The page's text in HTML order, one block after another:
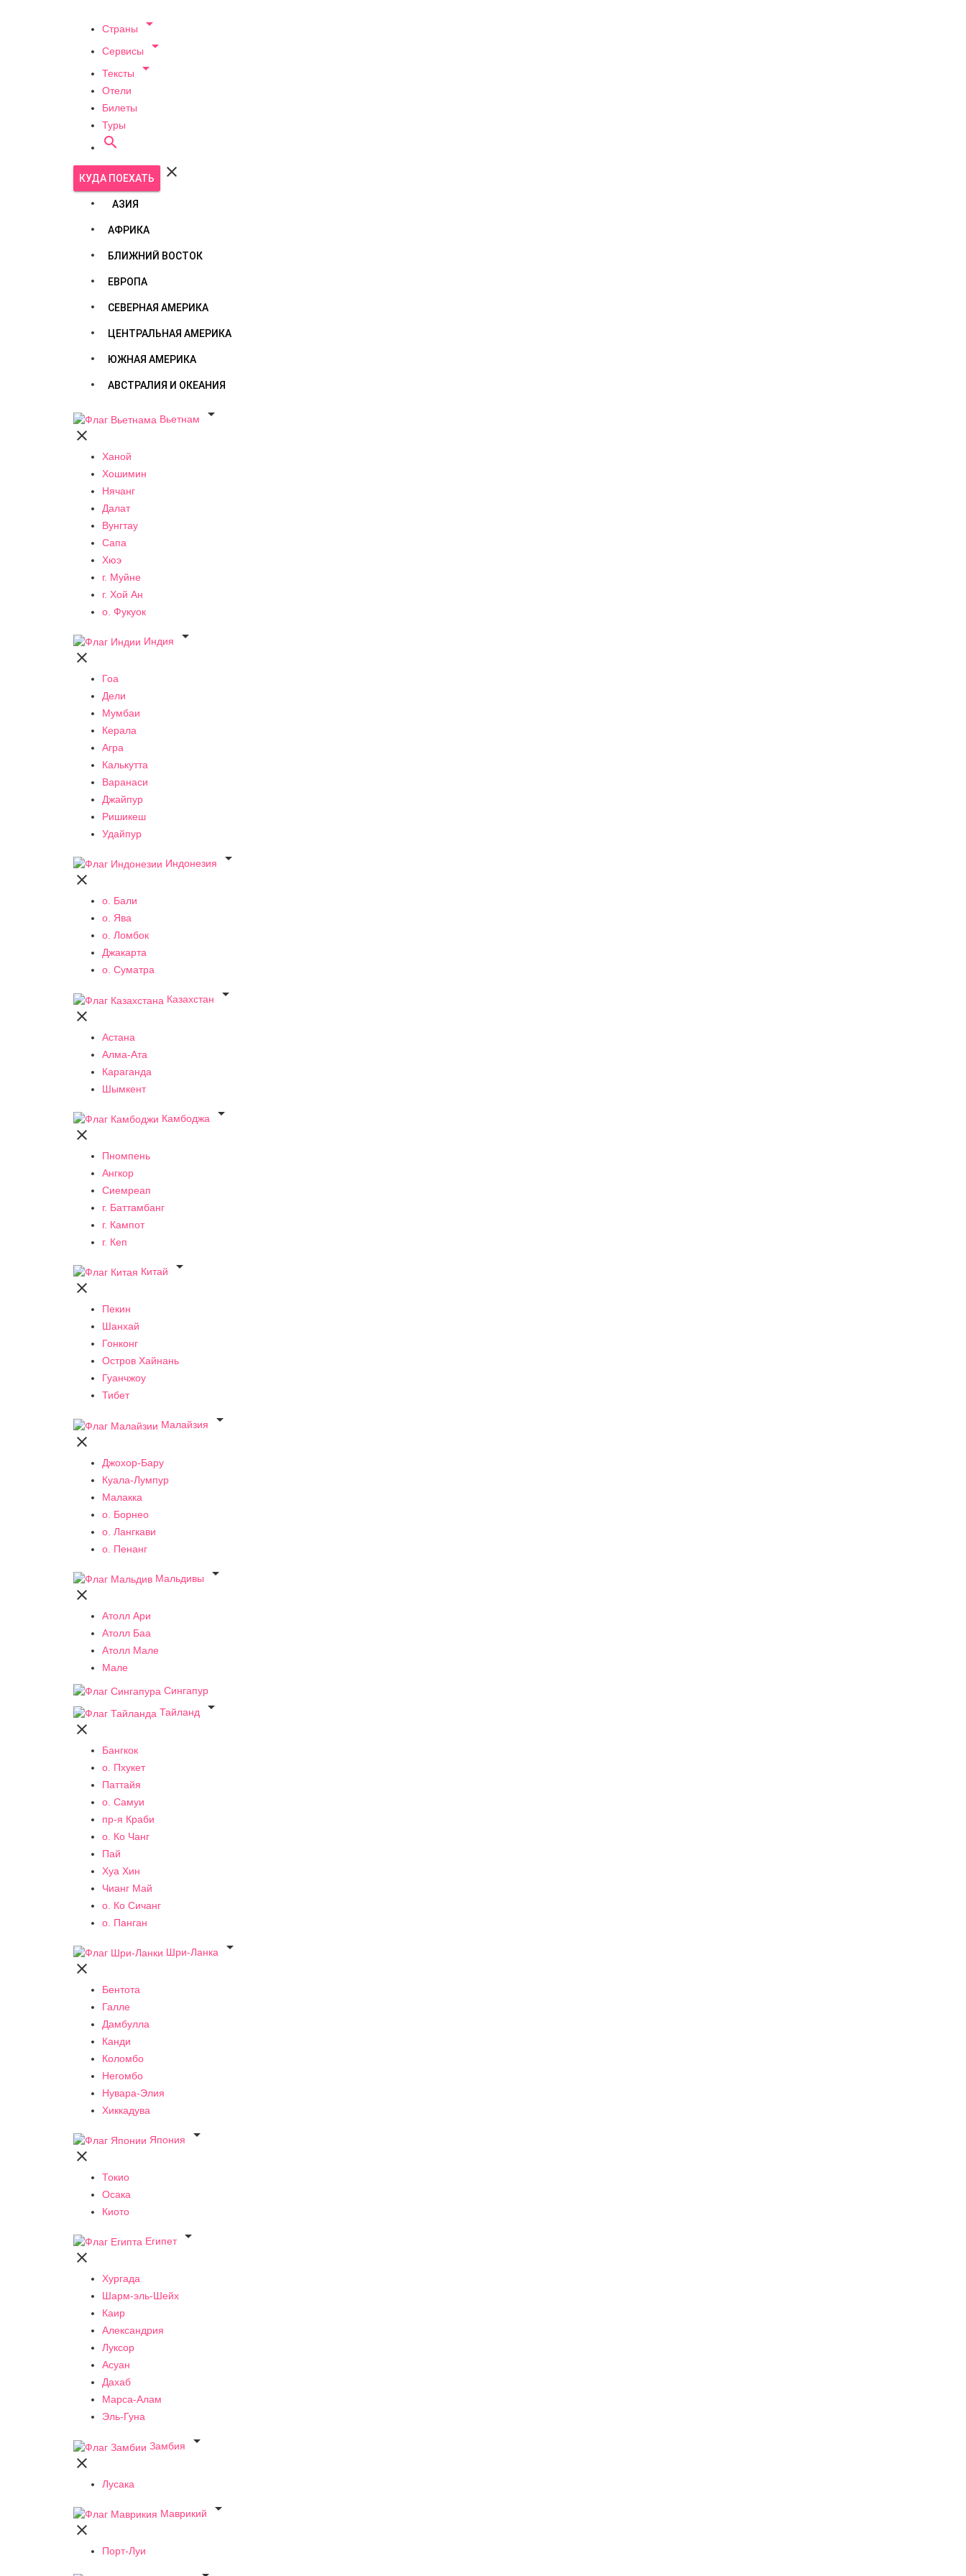
Страны 
Сервисы 
Тексты 
Отели
Билеты
Туры

КУДА ПОЕХАТЬ 
АЗИЯ
АФРИКА
БЛИЖНИЙ ВОСТОК
ЕВРОПА
СЕВЕРНАЯ АМЕРИКА
ЦЕНТРАЛЬНАЯ АМЕРИКА
ЮЖНАЯ АМЕРИКА
АВСТРАЛИЯ И ОКЕАНИЯ
Вьетнам


Ханой
Хошимин
Нячанг
Далат
Вунгтау
Сапа
Хюэ
г. Муйне
г. Хой Ан
о. Фукуок
Индия


Гоа
Дели
Мумбаи
Керала
Агра
Калькутта
Варанаси
Джайпур
Ришикеш
Удайпур
Индонезия


о. Бали
о. Ява
о. Ломбок
Джакарта
о. Суматра
Казахстан


Астана
Алма-Ата
Караганда
Шымкент
Камбоджа


Пномпень
Ангкор
Сиемреап
г. Баттамбанг
г. Кампот
г. Кеп
Китай


Пекин
Шанхай
Гонконг
Остров Хайнань
Гуанчжоу
Тибет
Малайзия


Джохор-Бару
Куала-Лумпур
Малакка
о. Борнео
о. Лангкави
о. Пенанг
Мальдивы


Атолл Ари
Атолл Баа
Атолл Мале
Мале
Сингапур
Тайланд


Бангкок
о. Пхукет
Паттайя
о. Самуи
пр-я Краби
о. Ко Чанг
Пай
Хуа Хин
Чианг Май
о. Ко Сичанг
о. Панган
Шри-Ланка


Бентота
Галле
Дамбулла
Канди
Коломбо
Негомбо
Нувара-Элия
Хиккадува
Япония


Токио
Осака
Киото
Египет


Хургада
Шарм-эль-Шейх
Каир
Александрия
Луксор
Асуан
Дахаб
Марса-Алам
Эль-Гуна
Замбия


Лусака
Маврикий


Порт-Луи